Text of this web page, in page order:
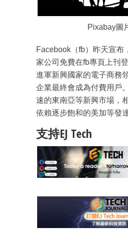
Pixabay圖
Facebook（fb）昨天宣布
家公司免費在fb專頁上刊
進軍新興國家的電子商務
企業最終會成為付費用戶
速的東南亞等新興市場，
依賴逐步飽和的美加等發
支持EJ Tech